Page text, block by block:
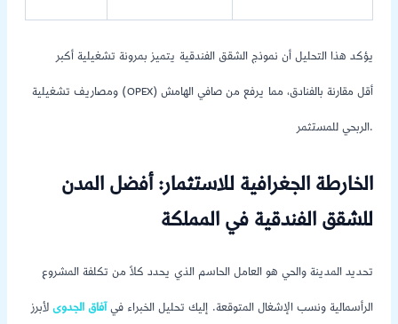
يؤكد هذا التحليل أن نموذج الشقق الفندقية يتميز بمرونة تشغيلية أكبر
ومصاريف تشغيلية (OPEX) أقل مقارنة بالفنادق، مما يرفع من صافي الهامش
الربحي للمستثمر.
الخارطة الجغرافية للاستثمار: أفضل المدن
للشقق الفندقية في المملكة
تحديد المدينة والحي هو العامل الحاسم الذي يحدد كلاً من تكلفة المشروع
الرأسمالية ونسب الإشغال المتوقعة. إليك تحليل الخبراء في آفاق الجدوىلأبرز